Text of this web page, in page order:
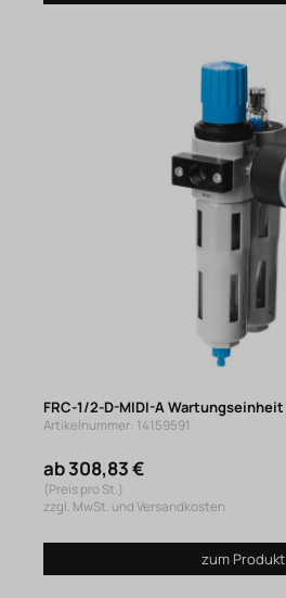
FRC-1/2-D-MIDI-A Wartungseinheit
Artikelnummer: 14159591
ab 308,83 €
(Preis pro St.)
zzgl. MwSt. und Versandkosten
zum Produkt